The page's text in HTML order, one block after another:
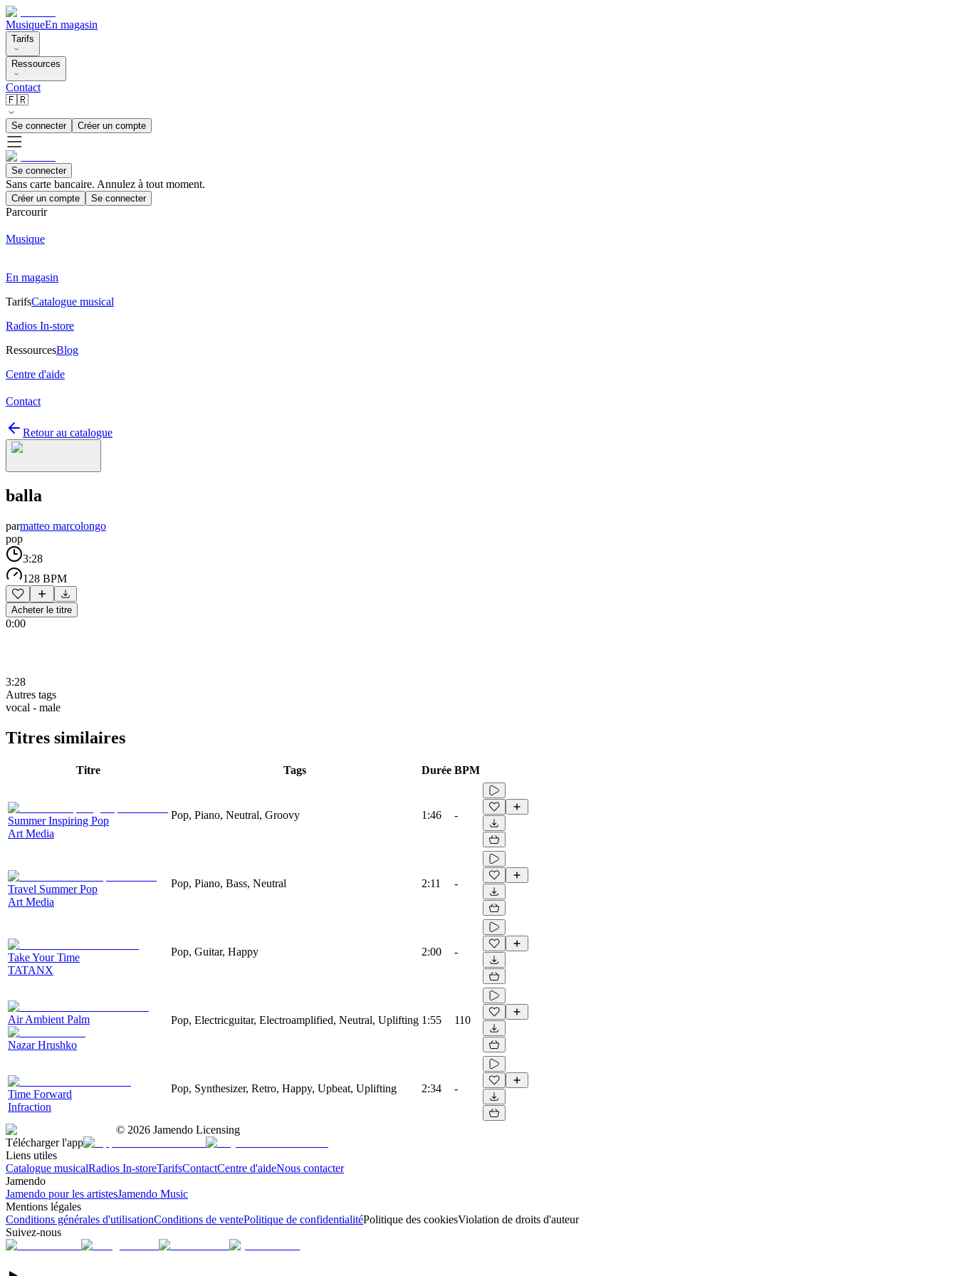
MusiqueEn magasin
Tarifs
Ressources
Contact
🇫🇷
Se connecter Créer un compte
Se connecter
Sans carte bancaire. Annulez à tout moment.
Créer un compte Se connecter
Parcourir
Musique
En magasin
TarifsCatalogue musical
Radios In-store
RessourcesBlog
Centre d'aide
Contact
Retour au catalogue
balla
parmatteo marcolongo
pop
3:28
128 BPM
Acheter le titre
0:00
3:28
Autres tags
vocal - male
Titres similaires
Titre Tags Durée BPM
Summer Inspiring Pop
Art Media
Pop, Piano, Neutral, Groovy 1:46 -
Travel Summer Pop
Art Media
Pop, Piano, Bass, Neutral 2:11 -
Take Your Time
TATANX
Pop, Guitar, Happy 2:00 -
Air Ambient Palm
Nazar Hrushko
Pop, Electricguitar, Electroamplified, Neutral, Uplifting 1:55 110
Time Forward
Infraction
Pop, Synthesizer, Retro, Happy, Upbeat, Uplifting 2:34 -
© 2026 Jamendo Licensing
Télécharger l'app
Liens utiles
Catalogue musicalRadios In-storeTarifsContactCentre d'aideNous contacter
Jamendo
Jamendo pour les artistesJamendo Music
Mentions légales
Conditions générales d'utilisationConditions de ventePolitique de confidentialitéPolitique des cookiesViolation de droits d'auteur
Suivez-nous